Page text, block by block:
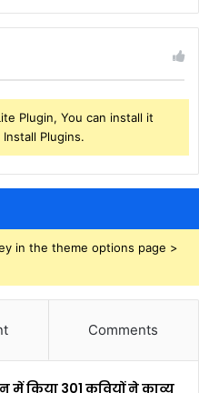
Plugin, You can install it
Plugins.
in the theme options page >
Comments
में किया 301 कवियों ने काव्य